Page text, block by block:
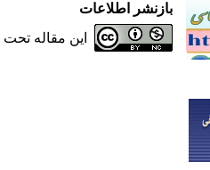
بازنشر اطلاعات
این مقاله